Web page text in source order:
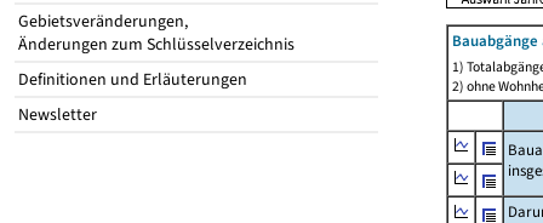
Gebietsveränderungen,
Änderungen zum Schlüsselverzeichnis
Definitionen und Erläuterungen
Newsletter
1)
2) ohne